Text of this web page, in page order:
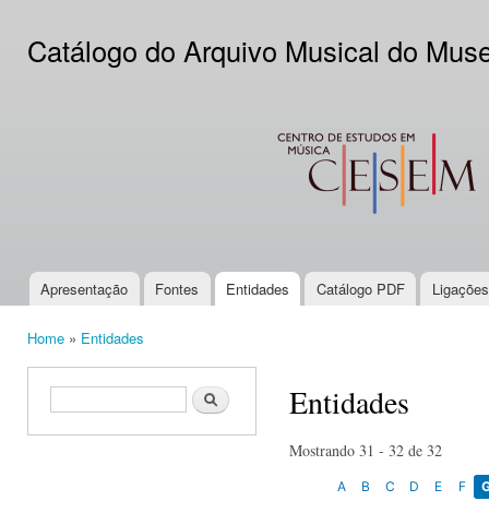
Catálogo do Arquivo Musical do
CESEM
Main menu
Apresentação Fontes Entidades Catálogo PDF
Home » Entidades
Search form Search Entidades
Mostrando 31 - 32 de 32
A B C D E F